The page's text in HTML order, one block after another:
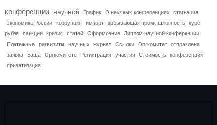
конференции научной График О научных конференциях
стагнация
экономика России
коррупция импорт добывающая промышленность
курс
рубля
санкции кризис статей Оформление
Диплом научной конференции
Платежные
реквизиты научных журнал Ссылки Оргкомитет
отправлена
заявка
Ваша Оргкомитете Регистрация участия Стоимость
конференций
приватизация